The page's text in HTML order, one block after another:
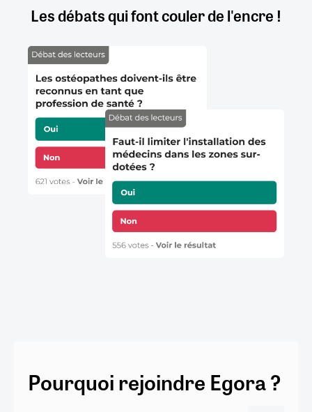
Les débats qui font couler de l'encre !
Pourquoi rejoindre Egora ?